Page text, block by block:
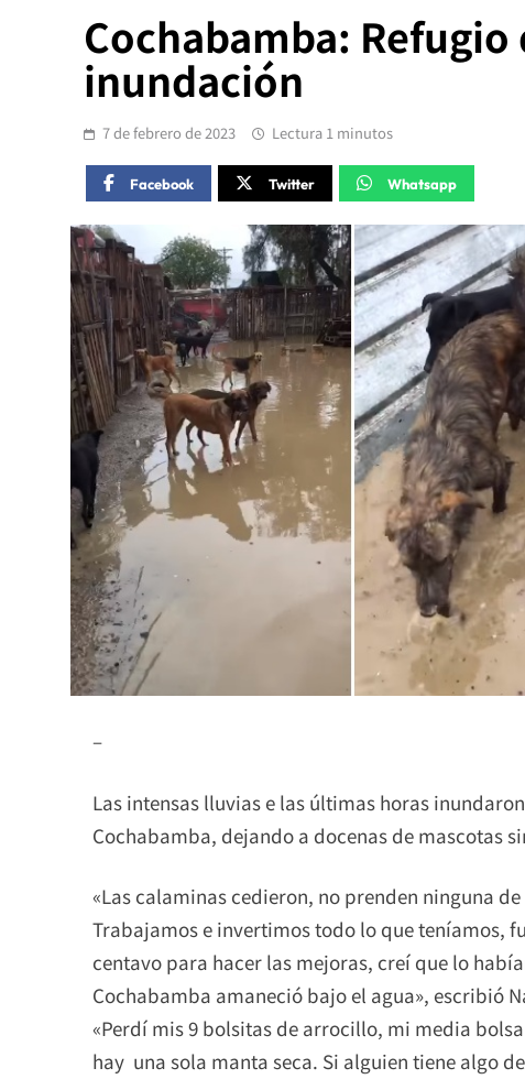
Cochabamba:
inundación
7 de febrero de 2023 Lectura 1 minutos
Facebook Twitter Whatsapp
–
Las intensas lluvias e las últimas horas
Cochabamba, dejando a docenas de mascotas
«Las calaminas cedieron, no prenden ninguna
Trabajamos e invertimos todo lo que teníamos,
centavo para hacer las mejoras, creí que lo
Cochabamba amaneció bajo el agua», escribió
«Perdí mis 9 bolsitas de arrocillo, mi media
hay una sola manta seca. Si alguien tiene algo